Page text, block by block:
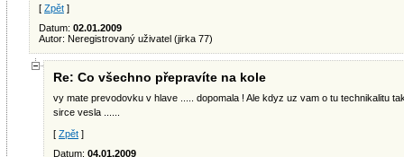
[ Zpět ]
Datum: 02.01.2009
Autor: Neregistrovaný uživatel (jirka 77)
Re: Co všechno přepravíte na kole
vy mate prevodovku v hlave ..... dopomala ! Ale kdyz uz vam o tu technikalitu
sirce vesla ......
[ Zpět ]
Datum: 04.01.2009